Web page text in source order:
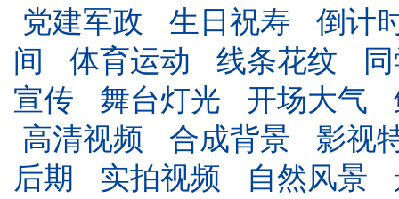
党建军政
生日祝寿
倒计
间
体育运动 线条花纹
宣传
舞台灯光 开场大气
高清视频
合成背景
影视
后期
实拍视频 自然风景